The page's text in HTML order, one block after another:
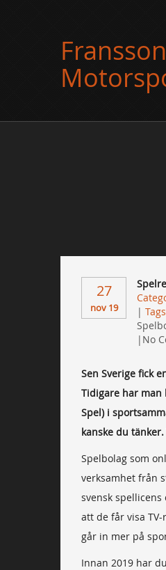
Fransson
27
nov 19
No
Sen Sverige fick
Tidigare har man
Spel) i
kanske du
Spelbolag som
verksamhet från
svensk
att de får visa
går in mer på
Innan 2019 har